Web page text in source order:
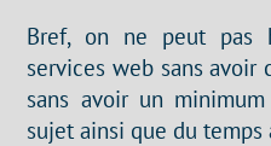
Bref, on ne peut pas
services web sans avoir
sans avoir un
sujet ainsi que du temps